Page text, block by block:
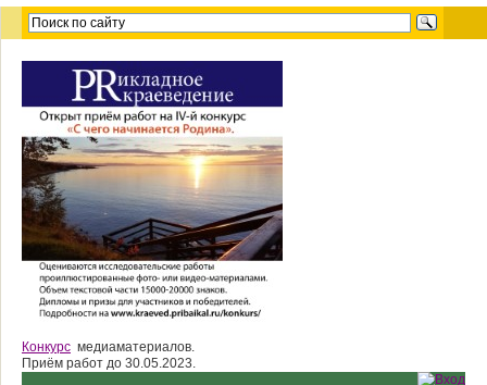
Конкурс медиаматериалов.
Приём работ до 30.05.2023.